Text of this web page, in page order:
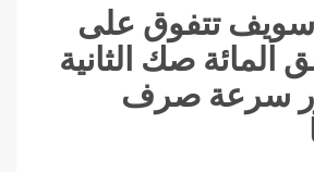
تتفوق على
المائة صك الثانية
سرعة صرف